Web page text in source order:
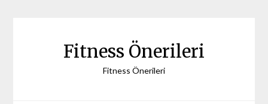
Fitness Önerileri
Fitness Önerileri